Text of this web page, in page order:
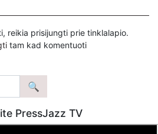
(BIC) kodas PESOBEB1
reikia prisijungti prie tinklalapio.
tam kad komentuoti
PressJazz TV